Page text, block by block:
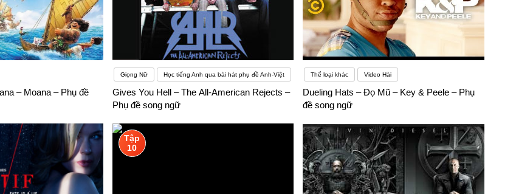
– Moana – Phụ đề
Giọng Nữ Học tiếng Anh qua bài hát phụ đề Anh-Việt
Gives You Hell – The All-American Rejects –
Phụ đề song ngữ
Thể loại khác Video Hài
Dueling Hats – Đọ Mũ – Key & Peele – Phụ
đề song ngữ
Tập
10